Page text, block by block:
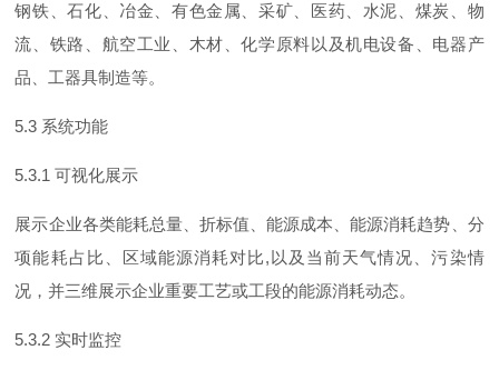
钢铁、石化、冶金、有色金属、采矿、医药、水泥、煤炭、物
流、铁路、航空工业、木材、化学原料以及机电设备、电器产
品、工器具制造等。
5.3 系统功能
5.3.1 可视化展示
展示企业各类能耗总量、折标值、能源成本、能源消耗趋势、分
项能耗占比、区域能源消耗对比, 以及当前天气情况、污染情
况，并三维展示企业重要工艺或工段的能源消耗动态。
5.3.2 实时监控